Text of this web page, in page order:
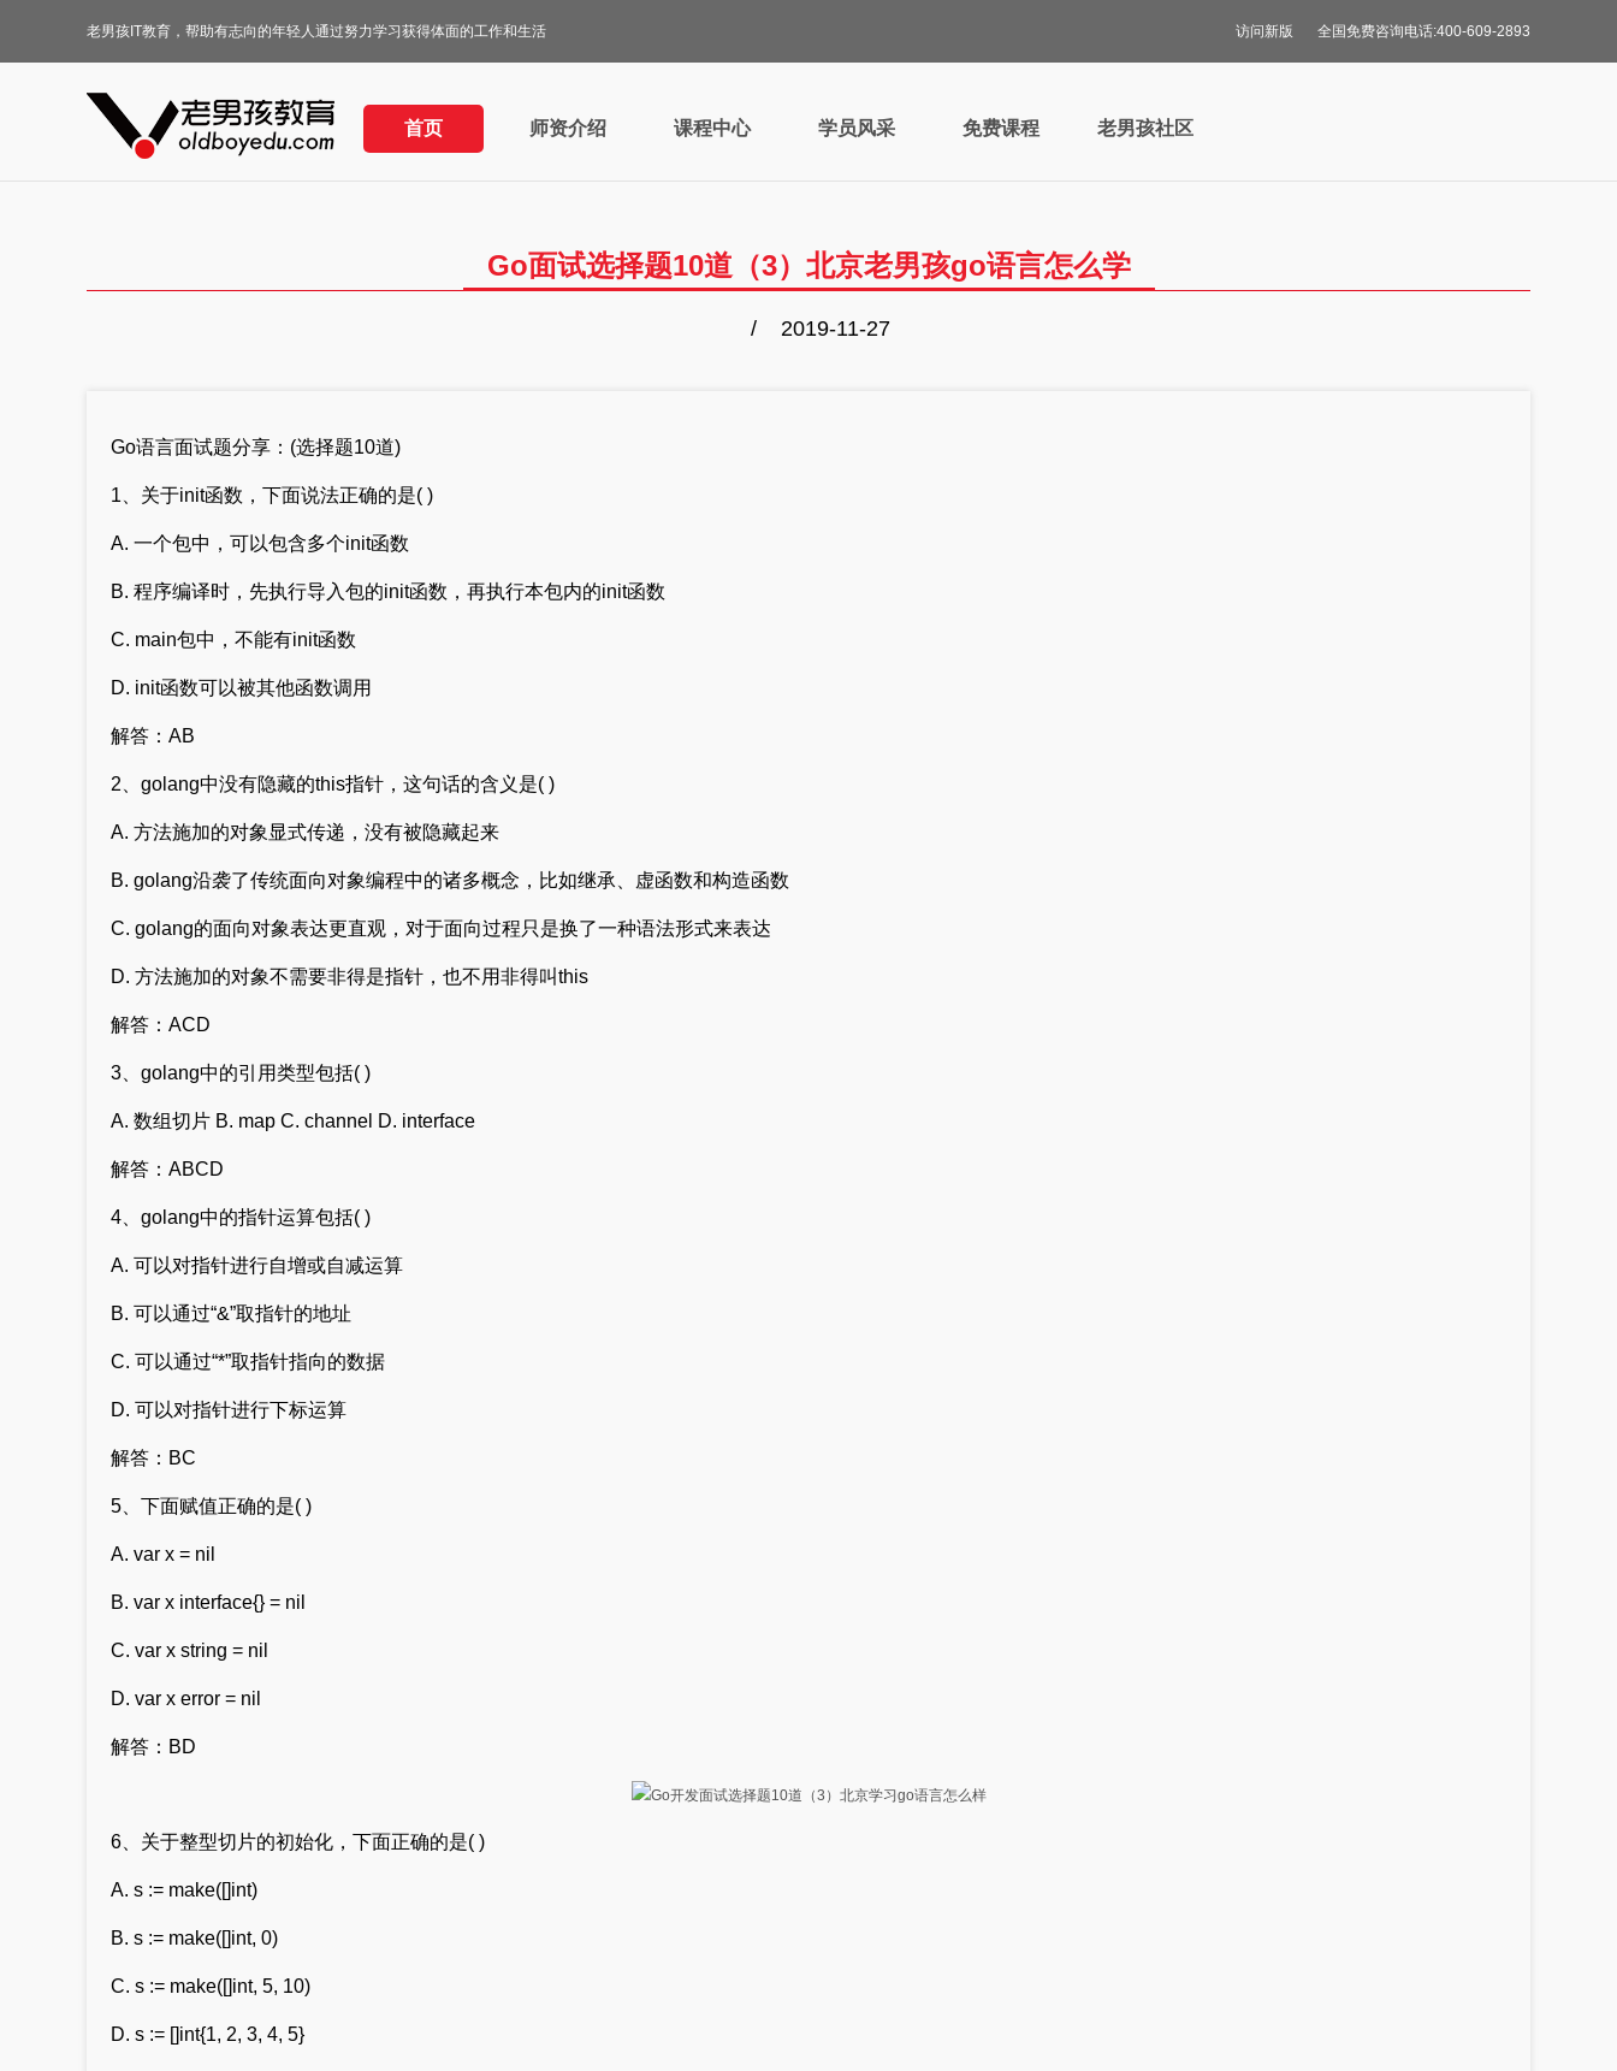
老男孩IT教育，帮助有志向的年轻人通过努力学习获得体面的工作和生活 全国免费咨询电话:400-609-2893
访问新版
首页 师资介绍 课程中心 学员风采 免费课程 老男孩社区
Go面试选择题10道（3）北京老男孩go语言怎么学
/ 2019-11-27
Go语言面试题分享：(选择题10道)
1、关于init函数，下面说法正确的是( )
A. 一个包中，可以包含多个init函数
B. 程序编译时，先执行导入包的init函数，再执行本包内的init函数
C. main包中，不能有init函数
D. init函数可以被其他函数调用
解答：AB
2、golang中没有隐藏的this指针，这句话的含义是( )
A. 方法施加的对象显式传递，没有被隐藏起来
B. golang沿袭了传统面向对象编程中的诸多概念，比如继承、虚函数和构造函数
C. golang的面向对象表达更直观，对于面向过程只是换了一种语法形式来表达
D. 方法施加的对象不需要非得是指针，也不用非得叫this
解答：ACD
3、golang中的引用类型包括( )
A. 数组切片 B. map C. channel D. interface
解答：ABCD
4、golang中的指针运算包括( )
A. 可以对指针进行自增或自减运算
B. 可以通过“&”取指针的地址
C. 可以通过“*”取指针指向的数据
D. 可以对指针进行下标运算
解答：BC
5、下面赋值正确的是( )
A. var x = nil
B. var x interface{} = nil
C. var x string = nil
D. var x error = nil
解答：BD
6、关于整型切片的初始化，下面正确的是( )
A. s := make([]int)
B. s := make([]int, 0)
C. s := make([]int, 5, 10)
D. s := []int{1, 2, 3, 4, 5}